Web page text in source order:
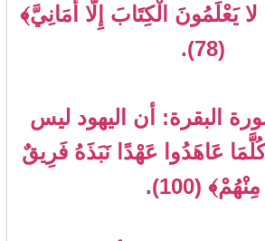
يَعْلَمُونَ الْكِتَابَ إِلَّا أَمَانِيَّ﴾
(78).
البقرة: أن اليهود ليس
عَاهَدُوا عَهْدًا نَبَذَهُ فَرِيقٌ
مِنْهُمْ﴾ (100).